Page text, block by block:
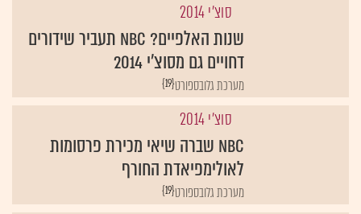
סוצ'י 2014
שנות האלפיים? NBC תעביר שידורים
דחויים גם מסוצ'י 2014
{19}מערכת גלובספורט
סוצ'י 2014
NBC שברה שיאי מכירת פרסומות
לאולימפיאדת החורף
{19}מערכת גלובספורט